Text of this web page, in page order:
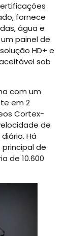
fornece
água e
painel de
HD+ e
sob
com um
em 2
Cortex-
de
Há
de
de 10.600